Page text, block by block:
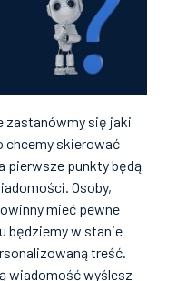
zastanówmy się jaki
chcemy skierować
pierwsze punkty będą
Osoby,
mieć pewne
będziemy w stanie
treść.
wiadomość wyślesz